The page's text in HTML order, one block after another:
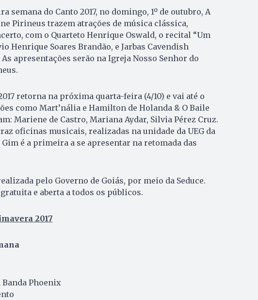
semana do Canto 2017, no domingo, 1º de outubro, A
Pirineus trazem atrações de música clássica,
com o Quarteto Henrique Oswald, o recital “Um
Henrique Soares Brandão, e Jarbas Cavendish
apresentações serão na Igreja Nosso Senhor do
retorna na próxima quarta-feira (4/10) e vai até o
como Mart’nália e Hamilton de Holanda & O Baile
Mariene de Castro, Mariana Aydar, Silvia Pérez Cruz.
oficinas musicais, realizadas na unidade da UEG da
Gim é a primeira a se apresentar na retomada das
pelo Governo de Goiás, por meio da Seduce.
e aberta a todos os públicos.
2017
Banda Phoenix